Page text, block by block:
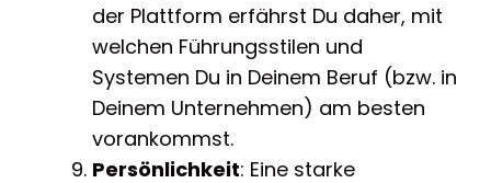
der Plattform erfährst Du daher, mit
welchen Führungsstilen und
Systemen Du in Deinem Beruf (bzw. in
Deinem Unternehmen) am besten
vorankommst.
Persönlichkeit: Eine starke